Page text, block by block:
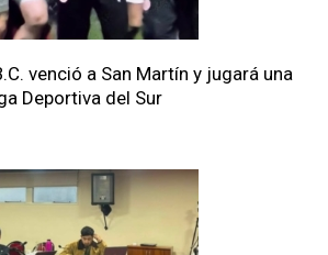
venció a San Martín y jugará una
Deportiva del Sur